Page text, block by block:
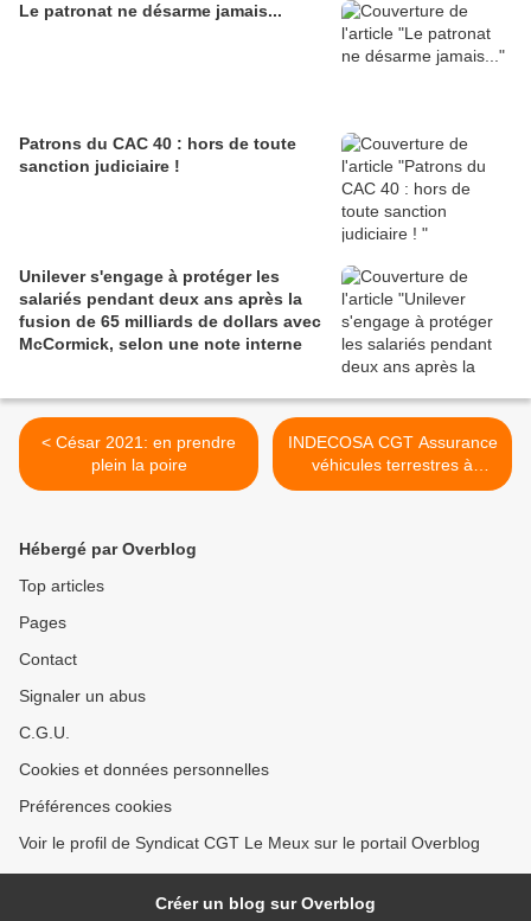
Le patronat ne désarme jamais...
Patrons du CAC 40 : hors de toute
sanction judiciaire !
Unilever s'engage à protéger les
salariés pendant deux ans après la
fusion de 65 milliards de dollars avec
McCormick, selon une note interne
< César 2021: en prendre
plein la poire
INDECOSA CGT Assurance
véhicules terrestres à
moteur >
Hébergé par Overblog
Top articles
Pages
Contact
Signaler un abus
C.G.U.
Cookies et données personnelles
Préférences cookies
Voir le profil de Syndicat CGT Le Meux sur le portail Overblog
Créer un blog sur Overblog